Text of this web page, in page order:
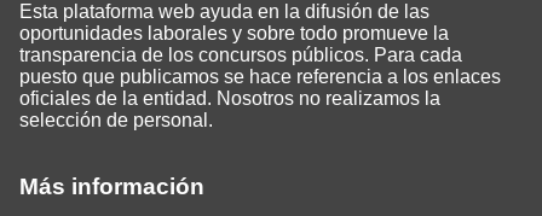
Más información
Esta plataforma web ayuda en la difusión de las
oportunidades laborales y sobre todo promueve la
transparencia de los concursos públicos. Para cada
puesto que publicamos se hace referencia a los enlaces
oficiales de la entidad. Nosotros no realizamos la
selección de personal.